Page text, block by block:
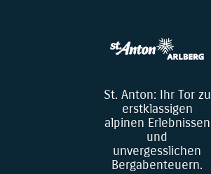
St. Anton: Ihr Tor zu
erstklassigen
alpinen Erlebnissen
und
unvergesslichen
Bergabenteuern.